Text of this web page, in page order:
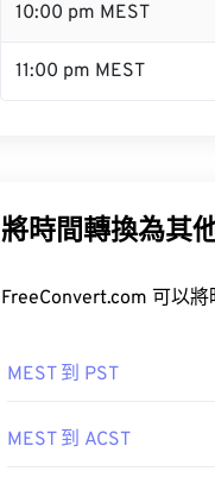
10:00 pm MEST
11:00 pm MEST
將時間轉換為其
FreeConvert.com 可以
MEST 到 PST
MEST 到 ACST